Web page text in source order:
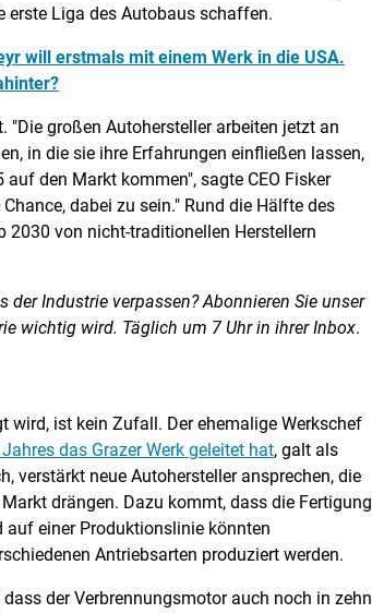
erste Liga des Autobaus schaffen.
will erstmals mit einem Werk in die USA.
"Die großen Autohersteller arbeiten jetzt an
in die sie ihre Erfahrungen einfließen lassen,
den Markt kommen", sagte CEO Fisker
dabei zu sein." Rund die Hälfte des
2030 von nicht-traditionellen Herstellern
der Industrie verpassen? Abonnieren Sie unser
wichtig wird. Täglich um 7 Uhr in ihrer Inbox.
wird, ist kein Zufall. Der ehemalige Werkschef
das Grazer Werk geleitet hat, galt als
verstärkt neue Autohersteller ansprechen, die
drängen. Dazu kommt, dass die Fertigung
auf einer Produktionslinie könnten
Antriebsarten produziert werden.
der Verbrennungsmotor auch noch in zehn